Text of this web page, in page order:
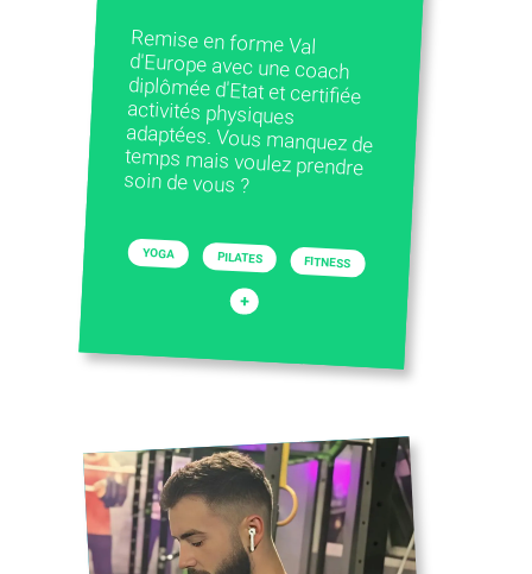
Remise en forme Val
d'Europe avec une coach
diplômée d'Etat et certifiée
activités physiques
adaptées. Vous manquez de
temps mais voulez prendre
soin de vous ?
YOGA PILATES FITNESS
+